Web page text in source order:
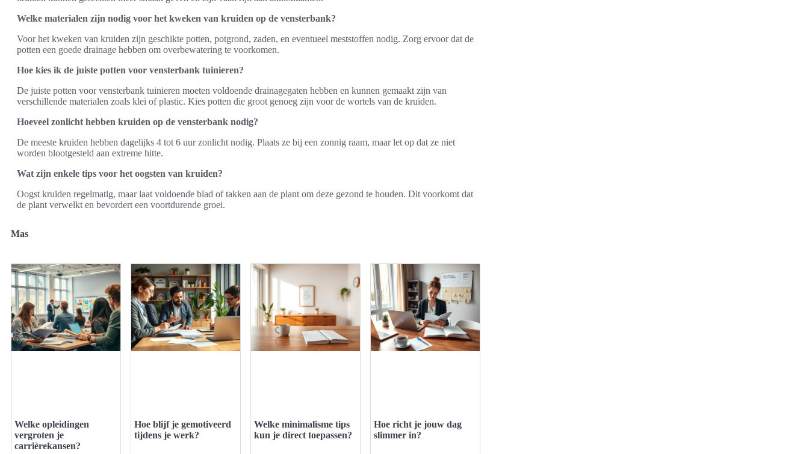
Welke materialen zijn nodig voor het kweken van kruiden op de vensterbank?
Voor het kweken van kruiden zijn geschikte potten, potgrond, zaden, en eventueel meststoffen nodig. Zorg ervoor dat de
potten een goede drainage hebben om overbewatering te voorkomen.
Hoe kies ik de juiste potten voor vensterbank tuinieren?
De juiste potten voor vensterbank tuinieren moeten voldoende drainagegaten hebben en kunnen gemaakt zijn van
verschillende materialen zoals klei of plastic. Kies potten die groot genoeg zijn voor de wortels van de kruiden.
Hoeveel zonlicht hebben kruiden op de vensterbank nodig?
De meeste kruiden hebben dagelijks 4 tot 6 uur zonlicht nodig. Plaats ze bij een zonnig raam, maar let op dat ze niet
worden blootgesteld aan extreme hitte.
Wat zijn enkele tips voor het oogsten van kruiden?
Oogst kruiden regelmatig, maar laat voldoende blad of takken aan de plant om deze gezond te houden. Dit voorkomt dat
de plant verwelkt en bevordert een voortdurende groei.
Mas
Welke opleidingen
vergroten je
carrièrekansen?
Hoe blijf je gemotiveerd
tijdens je werk?
Welke minimalisme tips
kun je direct toepassen?
Hoe richt je jouw dag
slimmer in?